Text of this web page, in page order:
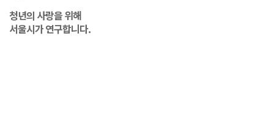
청년의 사랑을 위해
서울시가 연구합니다.